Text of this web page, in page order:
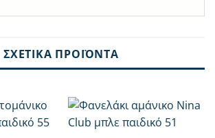
ΣΧΕΤΙΚΆ ΠΡΟΪΌΝΤΑ